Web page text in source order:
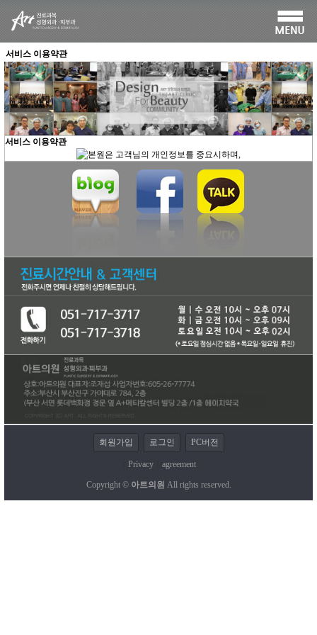
서비스 이용약관
서비스 이용약관
회원가입 로그인 PC버전
Privacy agreement
Copyright © 아트의원 All rights reserved.